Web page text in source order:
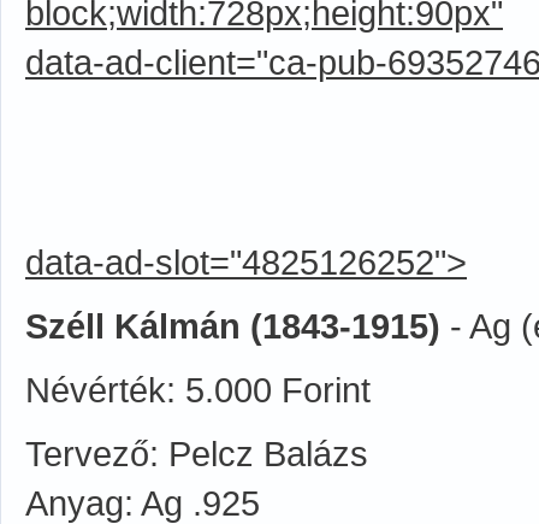
block;width:728px;height:90px"
data-ad-client="ca-pub-
data-ad-slot="4825126252">
Széll Kálmán (1843-1915) - Ag
Névérték: 5.000 Forint
Tervező: Pelcz Balázs
Anyag: Ag .925